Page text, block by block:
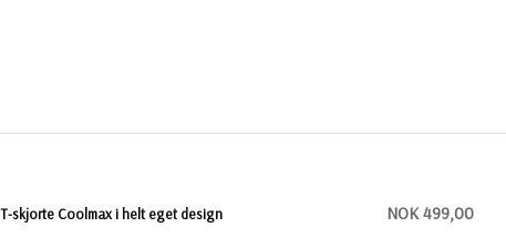
T-skjorte Coolmax i helt eget design NOK 499,00